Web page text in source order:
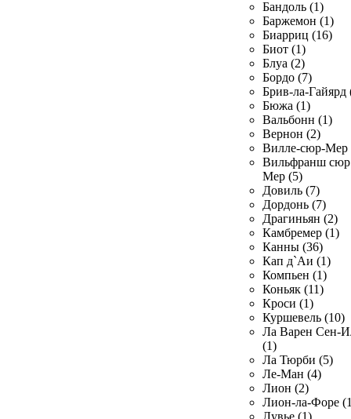
Бандоль (1)
Баржемон (1)
Биарриц (16)
Биот (1)
Блуа (2)
Бордо (7)
Брив-ла-Гайярд
Бюжа (1)
Вальбонн (1)
Вернон (2)
Вилле-сюр-Мер
Вильфранш сюр
Мер (5)
Довиль (7)
Дордонь (7)
Драгиньян (2)
Камбремер (1)
Канны (36)
Кап д`Аи (1)
Компьен (1)
Коньяк (11)
Кроси (1)
Куршевель (10)
Ла Варен Сен-
(1)
Ла Тюрби (5)
Ле-Ман (4)
Лион (2)
Лион-ла-Форе
Лувье (1)